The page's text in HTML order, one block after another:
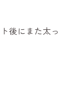
後にまた太っ